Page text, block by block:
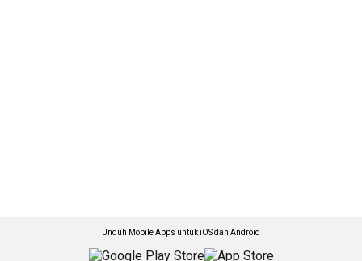
Unduh Mobile Apps untuk iOS dan Android